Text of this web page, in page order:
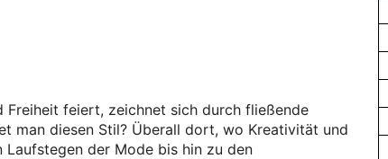
Freiheit feiert, zeichnet sich durch fließende
man diesen Stil? Überall dort, wo Kreativität und
der Mode bis hin zu den